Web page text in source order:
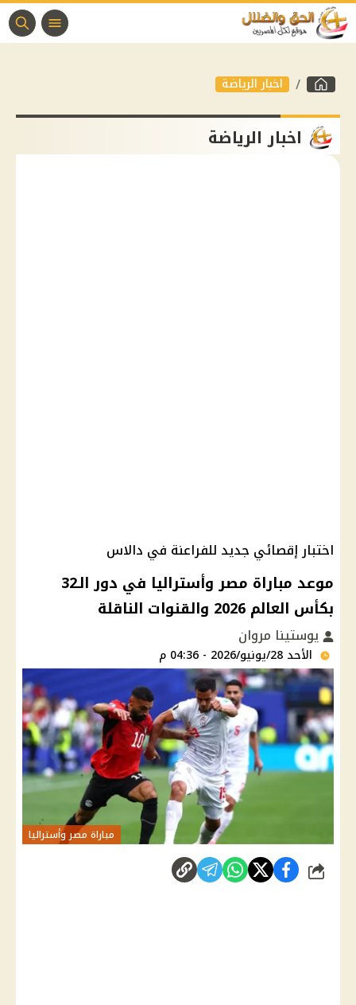
اخبار الرياضة
اخبار الرياضة
اختبار إقصائي جديد للفراعنة في دالاس
موعد مباراة مصر وأستراليا في دور الـ32
بكأس العالم 2026 والقنوات الناقلة
يوستينا مروان
الأحد 28/يونيو/2026 - 04:36 م
مباراة مصر وأستراليا
شارك